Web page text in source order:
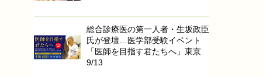
総合診療医の第一人者・生坂政臣
氏が登壇…医学部受験イベント
「医師を目指す君たちへ」東京
9/13